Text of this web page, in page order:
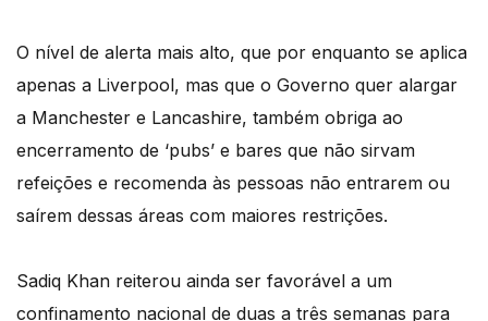
O nível de alerta mais alto, que por enquanto se aplica
apenas a Liverpool, mas que o Governo quer alargar
a Manchester e Lancashire, também obriga ao
encerramento de ‘pubs’ e bares que não sirvam
refeições e recomenda às pessoas não entrarem ou
saírem dessas áreas com maiores restrições.
Sadiq Khan reiterou ainda ser favorável a um
confinamento nacional de duas a três semanas para